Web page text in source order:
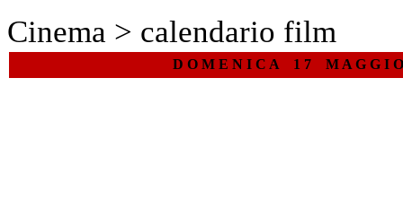
Cinema > calendario film
D O M E N I C A 1 7 M A G G I O